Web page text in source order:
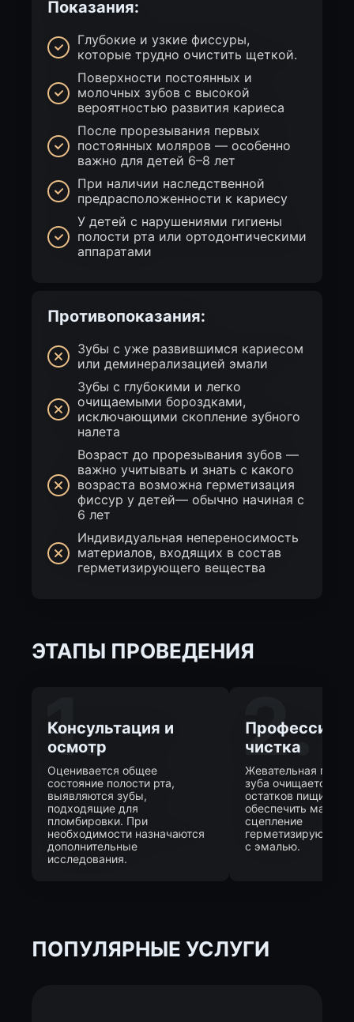
Показания:
Глубокие и узкие фиссуры,
которые трудно очистить щеткой.
Поверхности постоянных и
молочных зубов с высокой
вероятностью развития кариеса
После прорезывания первых
постоянных моляров — особенно
важно для детей 6–8 лет
При наличии наследственной
предрасположенности к кариесу
У детей с нарушениями гигиены
полости рта или ортодонтическими
аппаратами
Противопоказания:
Зубы с уже развившимся кариесом
или деминерализацией эмали
Зубы с глубокими и легко
очищаемыми бороздками,
исключающими скопление зубного
налета
Возраст до прорезывания зубов —
важно учитывать и знать с какого
возраста возможна герметизация
фиссур у детей— обычно начиная с
6 лет
Индивидуальная непереносимость
материалов, входящих в состав
герметизирующего вещества
ЭТАПЫ ПРОВЕДЕНИЯ
1.
Консультация и
осмотр
Оценивается общее
состояние полости рта,
выявляются зубы,
подходящие для
пломбировки. При
необходимости назначаются
дополнительные
исследования.
2.
чистка
Жевательная
зуба очищается от
остатков пищи. Это
обеспечить
сцепление
с эмалью.
ПОПУЛЯРНЫЕ УСЛУГИ